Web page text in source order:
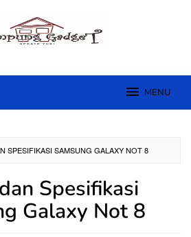
MENU
SPESIFIKASI SAMSUNG GALAXY NOT 8
Spesifikasi
Galaxy Not 8